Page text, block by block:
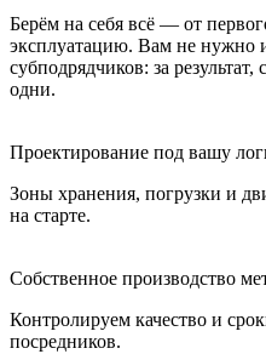
Берём на себя всё — от
эксплуатацию. Вам не нужно
субподрядчиков: за
одни.
Проектирование под вашу
Зоны хранения, погрузки и
на старте.
Собственное производство
Контролируем качество и
посредников.